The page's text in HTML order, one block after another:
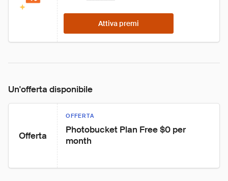
Attiva premi
Un'offerta disponibile
Offerta
OFFERTA
Photobucket Plan Free $0 per
month